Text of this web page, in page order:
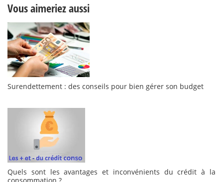
Vous aimeriez aussi
Surendettement : des conseils pour bien gérer son budget
Quels sont les avantages et inconvénients du crédit à la